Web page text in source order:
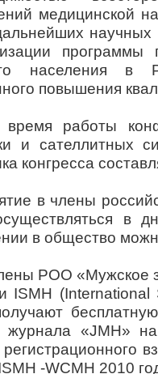
медицинской
научных
программы
населения в
повышения
работы
и сателлитных
конгресса
в члены
в
в общество
РОО «Мужское
ISMH
журнала «JMH»
-WCMH 2010